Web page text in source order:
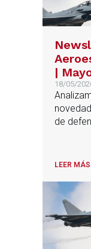
|
18/05/
de
LEER